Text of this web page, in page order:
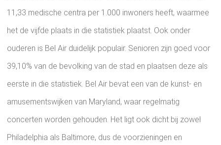
11,33 medische centra per 1.000 inwoners heeft, waarmee
het de vijfde plaats in die statistiek plaatst. Ook onder
ouderen is Bel Air duidelijk populair. Senioren zijn goed voor
39,10% van de bevolking van de stad en plaatsen deze als
eerste in die statistiek. Bel Air bevat een van de kunst- en
amusementswijken van Maryland, waar regelmatig
concerten worden gehouden. Het ligt ook dicht bij zowel
Philadelphia als Baltimore, dus de voorzieningen en